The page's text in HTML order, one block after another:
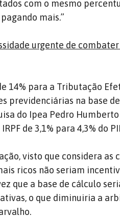
com o mesmo
mais.”
urgente de
14% para a Tributação
previdenciárias na base
do Ipea Pedro Humberto
de 3,1% para 4,3% do
visto que considera as
ricos não seriam
que a base de cálculo
o que diminuiria a